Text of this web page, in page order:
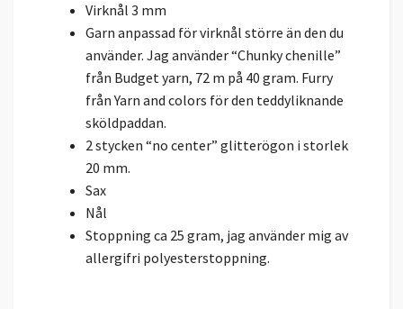
Virknål 3 mm
Garn anpassad för virknål större än den du
använder. Jag använder “Chunky chenille”
från Budget yarn, 72 m på 40 gram. Furry
från Yarn and colors för den teddyliknande
sköldpaddan.
2 stycken “no center” glitterögon i storlek
20 mm.
Sax
Nål
Stoppning ca 25 gram, jag använder mig av
allergifri polyesterstoppning.